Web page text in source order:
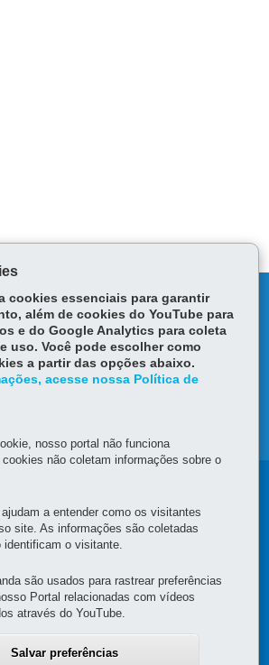
INSTITUCIONAL
DE DESENVOLVIMENTO
E SOCIAL
170-Curitiba-PR-
cookies essenciais para garantir
além de cookies do YouTube para
e do Google Analytics para coleta
uso. Você pode escolher como
a partir das opções abaixo.
acesse nossa Política de
nosso portal não funciona
não coletam informações sobre o
a entender como os visitantes
site. As informações são coletadas
identificam o visitante.
são usados para rastrear preferências
Portal relacionadas com vídeos
através do YouTube.
Salvar preferências